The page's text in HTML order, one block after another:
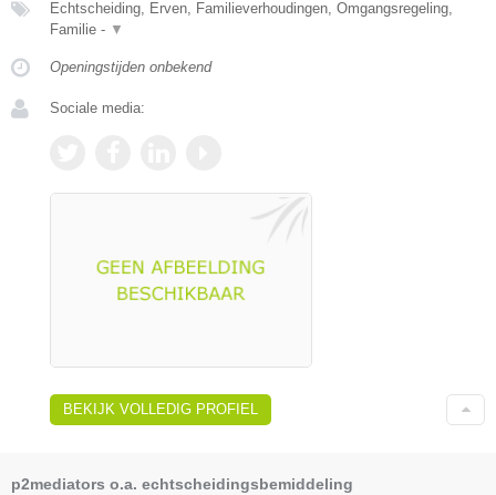
Echtscheiding, Erven, Familieverhoudingen, Omgangsregeling,
Familie - ▼
Openingstijden onbekend
Sociale media:
BEKIJK VOLLEDIG PROFIEL
p2mediators o.a. echtscheidingsbemiddeling